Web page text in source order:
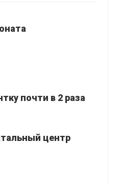
почти в 2 раза
центр